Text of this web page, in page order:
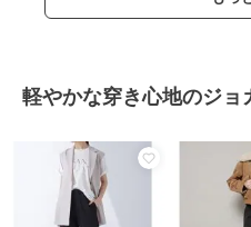
軽やかな穿き心地のジョ